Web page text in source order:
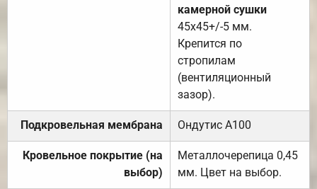
камерной сушки
45х45+/-5 мм.
Крепится по
стропилам
(вентиляционный
зазор).
Подкровельная мембрана Ондутис А100
Кровельное покрытие (на
выбор)
Металлочерепица 0,45
мм. Цвет на выбор.